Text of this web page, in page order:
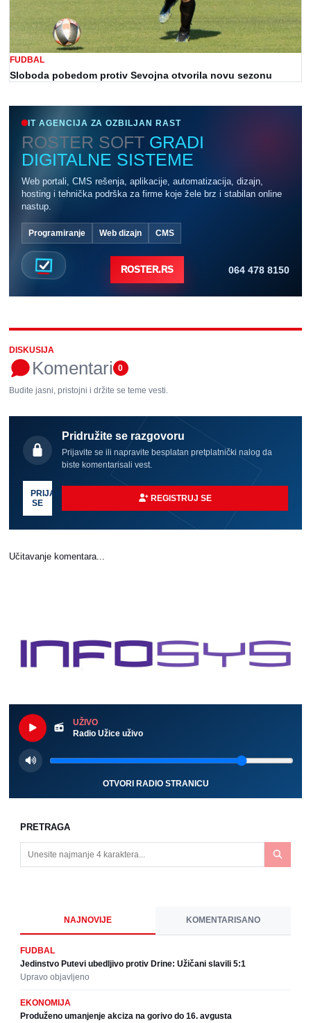
FUDBAL
Sloboda pobedom protiv Sevojna otvorila novu sezonu
IT AGENCIJA ZA OZBILJAN RAST
ROSTER SOFT GRADI
DIGITALNE SISTEME
Web portali, CMS rešenja, aplikacije, automatizacija, dizajn,
hosting i tehnička podrška za firme koje žele brz i stabilan online
nastup.
Programiranje Web dizajn CMS
ROSTER.RS 064 478 8150
DISKUSIJA
Komentari 0
Budite jasni, pristojni i držite se teme vesti.
Pridružite se razgovoru
Prijavite se ili napravite besplatan pretplatnički nalog da
biste komentarisali vest.
PRIJAVI
SE
REGISTRUJ SE
Učitavanje komentara...
UŽIVO
Radio Užice uživo
OTVORI RADIO STRANICU
PRETRAGA
NAJNOVIJE KOMENTARISANO
FUDBAL
Jedinstvo Putevi ubedljivo protiv Drine: Užičani slavili 5:1
Upravo objavljeno
EKONOMIJA
Produženo umanjenje akciza na gorivo do 16. avgusta